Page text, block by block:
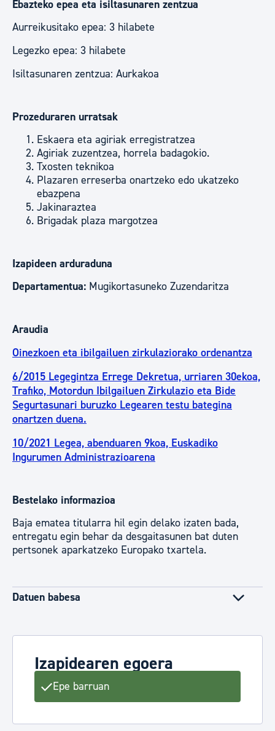
Ebazteko epea eta isiltasunaren zentzua
Aurreikusitako epea: 3 hilabete
Legezko epea: 3 hilabete
Isiltasunaren zentzua: Aurkakoa
Prozeduraren urratsak
Eskaera eta agiriak erregistratzea
Agiriak zuzentzea, horrela badagokio.
Txosten teknikoa
Plazaren erreserba onartzeko edo ukatzeko
ebazpena
Jakinaraztea
Brigadak plaza margotzea
Izapideen arduraduna
Departamentua: Mugikortasuneko Zuzendaritza
Araudia
Oinezkoen eta ibilgailuen zirkulaziorako ordenantza
6/2015 Legegintza Errege Dekretua, urriaren 30ekoa,
Trafiko, Motordun Ibilgailuen Zirkulazio eta Bide
Segurtasunari buruzko Legearen testu bategina
onartzen duena.
10/2021 Legea, abenduaren 9koa, Euskadiko
Ingurumen Administrazioarena
Bestelako informazioa
Baja ematea titularra hil egin delako izaten bada,
entregatu egin behar da desgaitasunen bat duten
pertsonek aparkatzeko Europako txartela.
Datuen babesa
Izapidearen egoera
Epe barruan